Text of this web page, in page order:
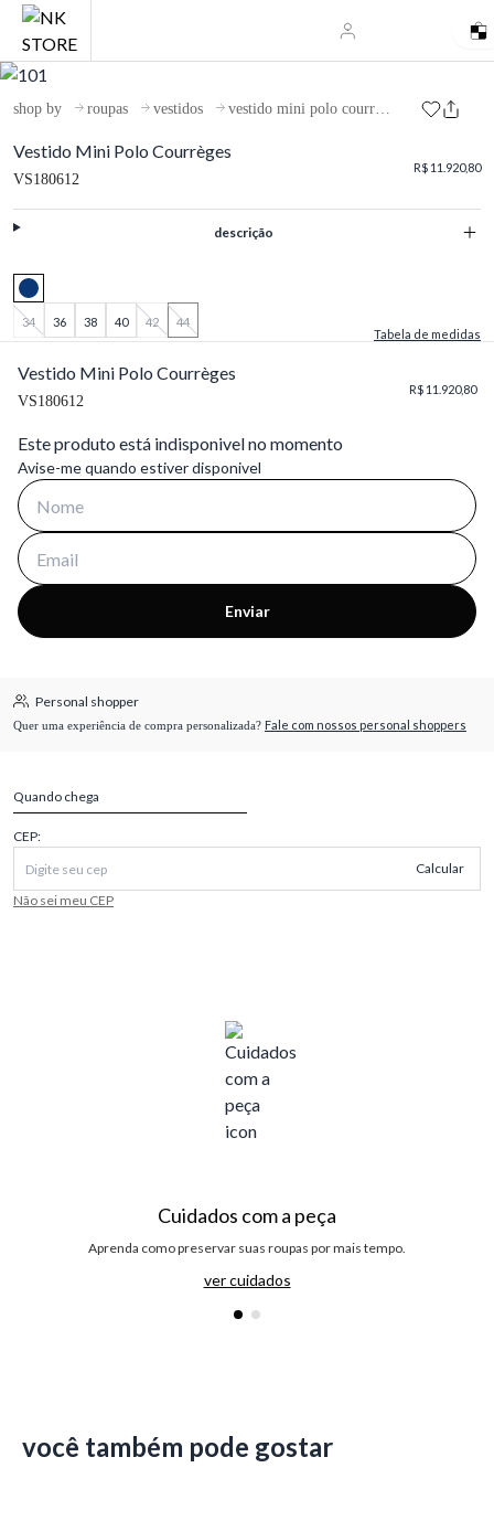
shop by roupas vestidos vestido mini polo courrèges
Vestido Mini Polo Courrèges
VS180612
R$ 11.920,80
descrição
34 36 38 40 42
44
Tabela de medidas
Vestido Mini Polo Courrèges
VS180612
R$ 11.920,80
Este produto está indisponivel no momento
Avise-me quando estiver disponivel
Enviar
Personal shopper
Quer uma experiência de compra personalizada? Fale com nossos personal shoppers
Quando chega
CEP:
Calcular
Não sei meu CEP
Cuidados com a peça
Aprenda como preservar suas roupas por mais tempo.
ver cuidados
você também pode gostar